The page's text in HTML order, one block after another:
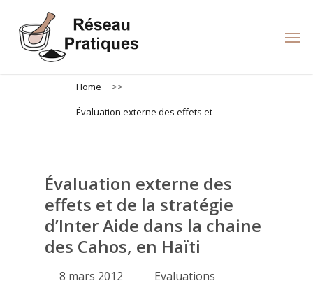
main
Home
>>
Évaluation externe des effets et
Évaluation externe des
effets et de la stratégie
d’Inter Aide dans la chaine
des Cahos, en Haïti
8 mars 2012 Evaluations